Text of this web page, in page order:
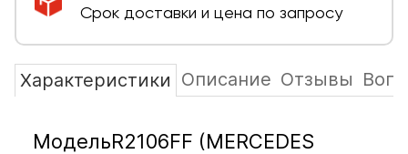
Срок доставки и цена по запросу
Характеристики Описание Отзывы
МодельR2106FF (MERCEDES